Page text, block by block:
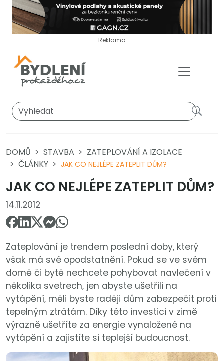
Reklama
DOMŮ STAVBA
ZATEPLOVÁNÍ A IZOLACE
ČLÁNKY
JAK CO NEJLÉPE ZATEPLIT DŮM?
JAK CO NEJLÉPE ZATEPLIT DŮM?
14.11.2012
Zateplování je trendem poslední doby, který
však má své opodstatnění. Pokud se ve svém
domě či bytě nechcete pohybovat navlečení v
několika svetrech, jen abyste ušetřili na
vytápění, měli byste raději dům zabezpečit proti
tepelným ztrátám. Díky této investici v zimě
výrazně ušetříte za energie vynaložené na
vytápění a zajistíte si teplejší budoucnost.